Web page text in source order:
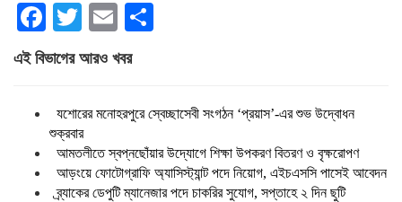
Facebook
TwitterEmail
এই বিভাগের আরও খবর
যশোরের মনোহরপুরে স্বেচ্ছাসেবী সংগঠন ‘প্রয়াস’-এর শুভ উদ্বোধন
শুক্রবার
আমতলীতে স্বপ্নছোঁয়ার উদ্যোগে শিক্ষা উপকরণ বিতরণ ও বৃক্ষরোপণ
আড়ংয়ে ফোটোগ্রাফি অ্যাসিস্ট্যান্ট পদে নিয়োগ, এইচএসসি পাসেই আবেদন
ব্র্যাকের ডেপুটি ম্যানেজার পদে চাকরির সুযোগ, সপ্তাহে ২ দিন ছুটি